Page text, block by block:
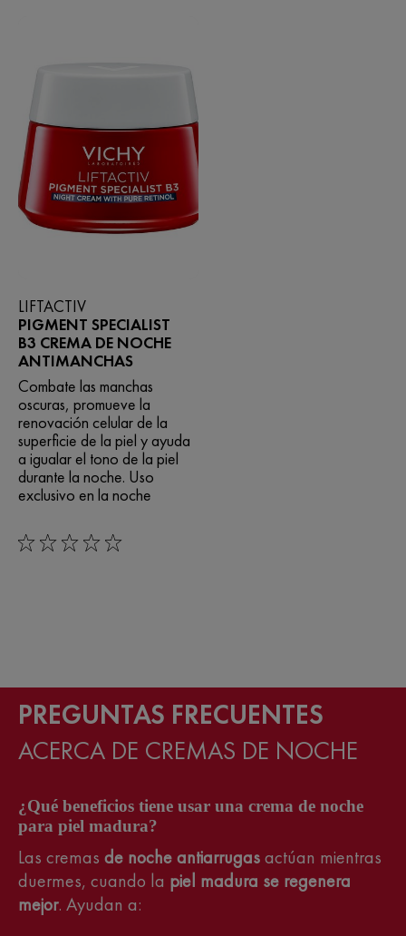
LIFTACTIV
PIGMENT SPECIALIST
B3​ CREMA DE NOCHE
ANTIMANCHAS
Combate las manchas
oscuras, promueve la
renovación celular de la
superficie de la piel y ayuda
a igualar el tono de la piel
durante la noche. Uso
exclusivo en la noche
0/5
PREGUNTAS FRECUENTES
ACERCA DE CREMAS DE NOCHE
¿Qué beneficios tiene usar una crema de noche
para piel madura?
Las cremas de noche antiarrugasactúan mientras
duermes, cuando la piel madura se regenera
mejor. Ayudan a: